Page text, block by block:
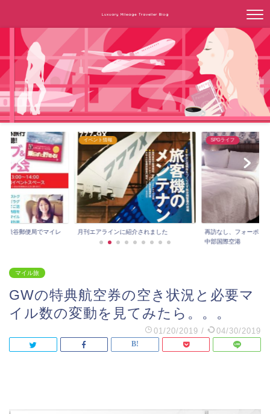
Luxuary Mileage Traveller Blog
渋谷郵便局でマイレ
イベント情報
月刊エアラインに紹介されました
SPGライフ
再訪なし、フォーポイ
中部国際空港
マイル旅
GWの特典航空券の空き状況と必要マ
イル数の変動を見てみたら。。。
01/20/2019 / 04/30/2019